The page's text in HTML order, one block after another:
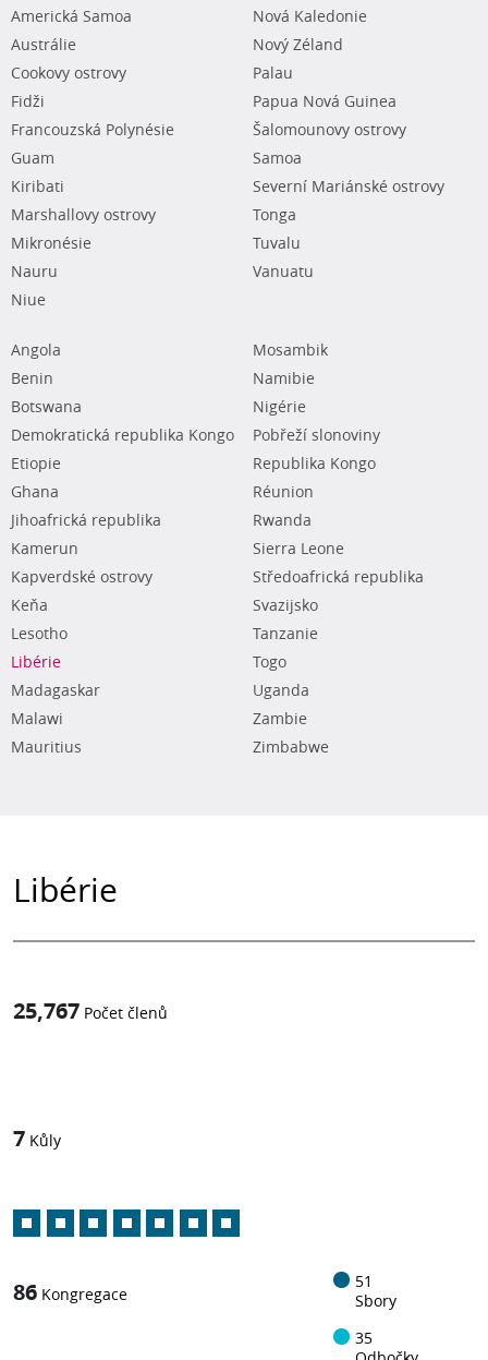
Americká Samoa
Austrálie
Cookovy ostrovy
Fidži
Francouzská Polynésie
Guam
Kiribati
Marshallovy ostrovy
Mikronésie
Nauru
Niue
Nová Kaledonie
Nový Zéland
Palau
Papua Nová Guinea
Šalomounovy ostrovy
Samoa
Severní Mariánské ostrovy
Tonga
Tuvalu
Vanuatu
Angola
Benin
Botswana
Demokratická republika Kongo
Etiopie
Ghana
Jihoafrická republika
Kamerun
Kapverdské ostrovy
Keňa
Lesotho
Libérie
Madagaskar
Malawi
Mauritius
Mosambik
Namibie
Nigérie
Pobřeží slonoviny
Republika Kongo
Réunion
Rwanda
Sierra Leone
Středoafrická republika
Svazijsko
Tanzanie
Togo
Uganda
Zambie
Zimbabwe
Libérie
25,767 Počet členů
7 Kůly
86 Kongregace
51
Sbory
35